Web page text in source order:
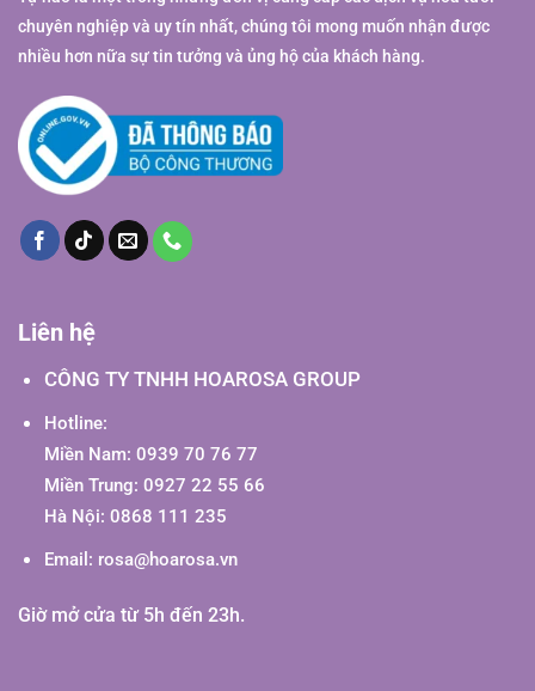
chuyên nghiệp và uy tín nhất, chúng tôi mong muốn nhận được
nhiều hơn nữa sự tin tưởng và ủng hộ của khách hàng.
Liên hệ
CÔNG TY TNHH HOAROSA GROUP
Hotline:
Miền Nam: 0939 70 76 77
Miền Trung: 0927 22 55 66
Hà Nội: 0868 111 235
Email: rosa@hoarosa.vn
Giờ mở cửa từ 5h đến 23h.